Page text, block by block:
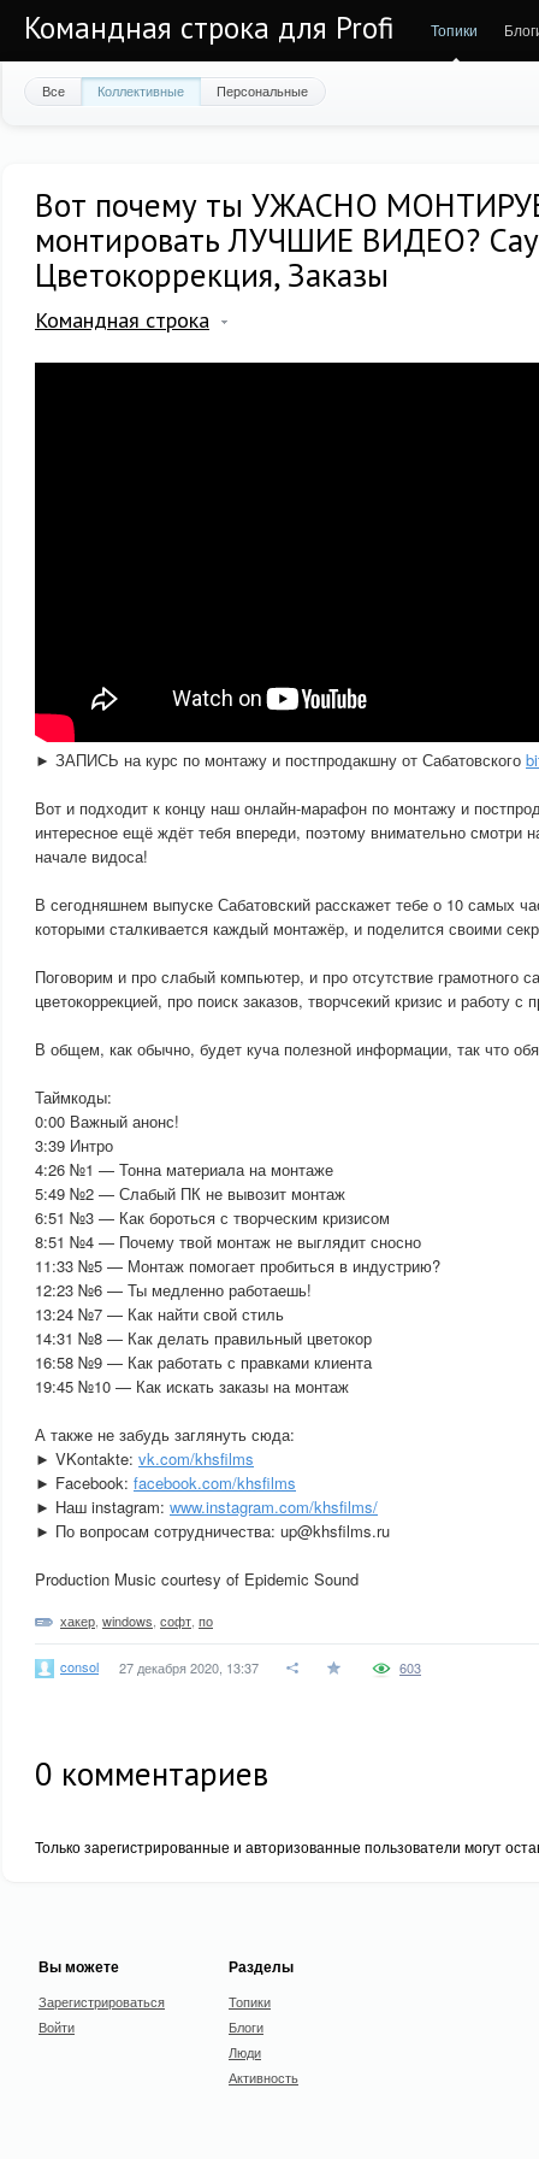
Командная строка для Profi Топики
Все Коллективные Персональные
Вот почему ты УЖАСНО
монтировать ЛУЧШИЕ ВИДЕО?
Цветокоррекция, Заказы
Командная строка
► ЗАПИСЬ на курс по монтажу и постпродакшну от Сабатовского
Вот и подходит к концу наш онлайн-марафон по монтажу и
интересное ещё ждёт тебя впереди, поэтому внимательно смотри
начале видоса!
В сегодняшнем выпуске Сабатовский расскажет тебе о 10 самых
которыми сталкивается каждый монтажёр, и поделится своими
Поговорим и про слабый компьютер, и про отсутствие грамотного
цветокоррекцией, про поиск заказов, творчсекий кризис и работу с
В общем, как обычно, будет куча полезной информации, так что
Таймкоды:
0:00 Важный анонс!
3:39 Интро
4:26 №1 — Тонна материала на монтаже
5:49 №2 — Слабый ПК не вывозит монтаж
6:51 №3 — Как бороться с творческим кризисом
8:51 №4 — Почему твой монтаж не выглядит сносно
11:33 №5 — Монтаж помогает пробиться в индустрию?
12:23 №6 — Ты медленно работаешь!
13:24 №7 — Как найти свой стиль
14:31 №8 — Как делать правильный цветокор
16:58 №9 — Как работать с правками клиента
19:45 №10 — Как искать заказы на монтаж
А также не забудь заглянуть сюда:
► VKontakte: vk.com/khsfilms
► Facebook: facebook.com/khsfilms
► Наш instagram: www.instagram.com/khsfilms/
► По вопросам сотрудничества: up@khsfilms.ru
Production Music courtesy of Epidemic Sound
хакер windows софт по
consol 27 декабря 2020, 13:37 603
0 комментариев
Только зарегистрированные и авторизованные пользователи могут
Вы можете
Зарегистрироваться
Войти
Разделы
Топики
Блоги
Люди
Активность